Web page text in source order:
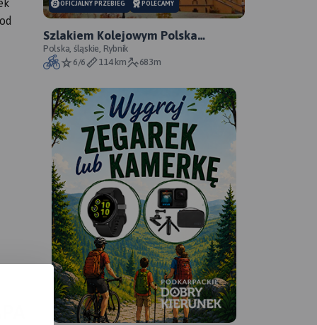
OFICJALNY PRZEBIEG POLECAMY
Szlakiem Kolejowym Polska
Cerekiew – Większyce - oficjalny
przebieg szlaku
Polska, śląskie, Rybnik
6/6
114 km 683m